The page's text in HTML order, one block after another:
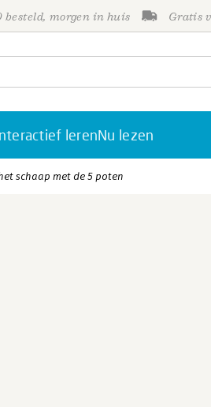
besteld, morgen in huis Gratis
lerenNu lezen
schaap met de 5 poten